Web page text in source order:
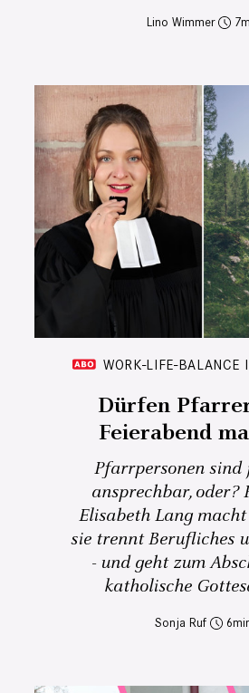
Lino Wimmer 7
WORK-LIFE-BALANCE
Dürfen
Feierabend
Pfarrpersonen sind
ansprechbar, oder?
Elisabeth Lang macht
sie trennt Berufliches
- und geht zum
katholische
Sonja Ruf 6